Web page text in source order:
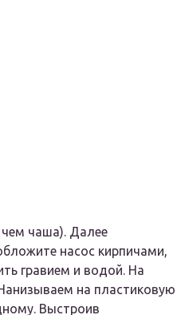
чаша). Далее
насос кирпичами,
гравием и водой. На
на пластиковую
Выстроив